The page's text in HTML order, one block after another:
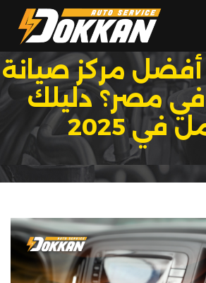
أفضل مركز صيانة
في مصر؟ دليلك
في 2025